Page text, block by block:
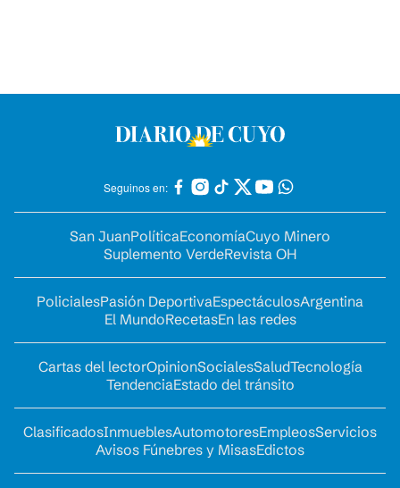
Seguinos en:
San JuanPolíticaEconomíaCuyo Minero
Suplemento VerdeRevista OH
PolicialesPasión DeportivaEspectáculosArgentina
El MundoRecetasEn las redes
Cartas del lectorOpinionSocialesSaludTecnología
TendenciaEstado del tránsito
ClasificadosInmueblesAutomotoresEmpleosServicios
Avisos Fúnebres y MisasEdictos